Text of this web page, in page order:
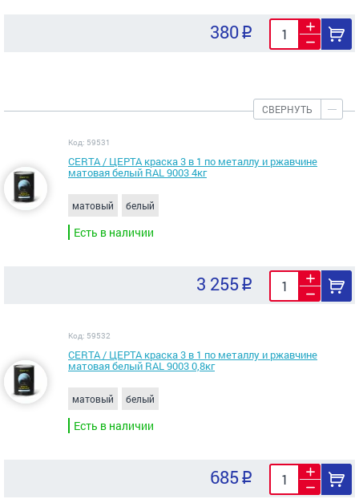
380
СВЕРНУТЬ
Код: 59531
CERTA / ЦЕРТА краска 3 в 1 по металлу и ржавчине
матовая белый RAL 9003 4кг
матовый белый
Есть в наличии
3 255
Код: 59532
CERTA / ЦЕРТА краска 3 в 1 по металлу и ржавчине
матовая белый RAL 9003 0,8кг
матовый белый
Есть в наличии
685